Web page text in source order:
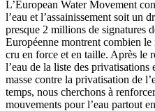
L’European Water Movement
l’eau et l’assainissement soit un
presque 2 millions de signatures
Européenne montrent combien le
cru en force et en taille. Après le
l’eau de la liste des
masse contre la privatisation de
temps, nous cherchons à
mouvements pour l’eau partout